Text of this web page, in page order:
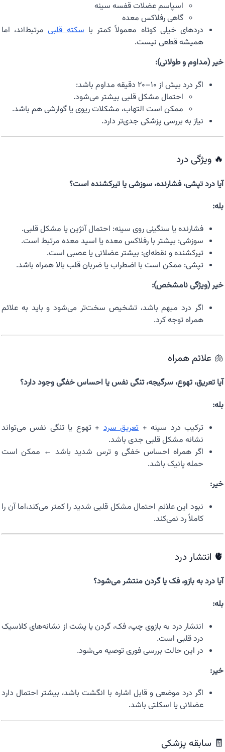
اسپاسم عضلات قفسه سینه
گاهی رفلاکس معده
دردهای خیلی کوتاه معمولاً کمتر باسکته قلبیمرتبط‌اند، اما
همیشه قطعی نیست.
خیر (مداوم و طولانی):
اگر درد بیش از ۱۰–۲۰ دقیقه مداوم باشد:
احتمال مشکل قلبی بیشتر می‌شود.
ممکن است التهاب، مشکلات ریوی یا گوارشی هم باشد.
نیاز به بررسی پزشکی جدی‌تر دارد.
🔥 ویژگی درد
آیا درد تپشی، فشارنده، سوزشی یا تیرکشنده است؟
بله:
فشارنده یا سنگینی روی سینه: احتمال آنژین یا مشکل قلبی.
سوزشی: بیشتر با رفلاکس معده یا اسید معده مرتبط است.
تیرکشنده و نقطه‌ای: بیشتر عضلانی یا عصبی است.
تپشی: ممکن است با اضطراب یا ضربان قلب بالا همراه باشد.
خیر (ویژگی نامشخص):
اگر درد مبهم باشد، تشخیص سخت‌تر می‌شود و باید به علائم
همراه توجه کرد.
🫁 علائم همراه
آیا تعریق، تهوع، سرگیجه، تنگی نفس یا احساس خفگی وجود دارد؟
بله:
ترکیب درد سینه +تعریق سرد+ تهوع یا تنگی نفس می‌تواند
نشانه مشکل قلبی جدی باشد.
اگر همراه احساس خفگی و ترس شدید باشد ← ممکن است
حمله پانیک باشد.
خیر:
نبود این علائم احتمال مشکل قلبی شدید را کمتر می‌کند،اما آن را
کاملاً رد نمی‌کند.
🫀 انتشار درد
آیا درد به بازو، فک یا گردن منتشر می‌شود؟
بله:
انتشار درد به بازوی چپ، فک، گردن یا پشت از نشانه‌های کلاسیک
درد قلبی است.
در این حالت بررسی فوری توصیه می‌شود.
خیر:
اگر درد موضعی و قابل اشاره با انگشت باشد، بیشتر احتمال دارد
عضلانی یا اسکلتی باشد.
🧾 سابقه پزشکی